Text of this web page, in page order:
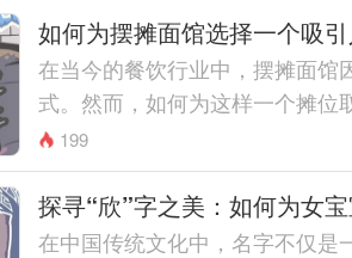
如何为摆摊面馆选择一个吸
在当今的餐饮行业中，摆摊面馆
式。然而，如何为这样一个摊位
199
探寻“欣”字之美：如何为女
在中国传统文化中，名字不仅是